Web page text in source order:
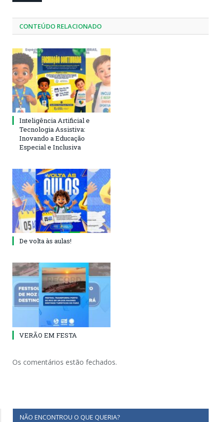
CONTEÚDO RELACIONADO
Inteligência Artificial e
Tecnologia Assistiva:
Inovando a Educação
Especial e Inclusiva
De volta às aulas!
VERÃO EM FESTA
Os comentários estão fechados.
NÃO ENCONTROU O QUE QUERIA?